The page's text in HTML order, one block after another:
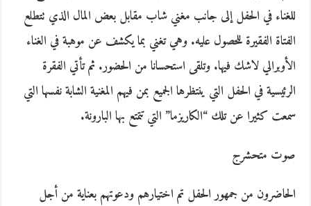
للغناء في الحفل إلى جانب مغني شاب مقابل بعض المال الذي تتطلع
الفتاة الفقيرة للحصول عليه. وهي تغني بما يكشف عن موهبة في الغناء
الأوبرالي لاشك فيها. وتلقى استحسانا من الحضور. ثم تأتي الفقرة
الرئيسية في الحفل التي ينتظرها الجميع بمن فيهم المغنية الشابة نفسها التي
سمعت كثيرا عن تلك “الكاريزما” التي تتمتع بها البارونة.
صوت متحشرج
الحاضرون من جمهور الحفل تم اختيارهم ودعوتهم بعناية من أجل